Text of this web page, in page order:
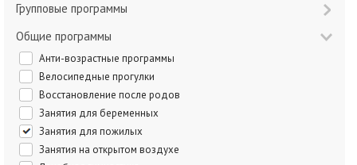
Групповые программы
Общие программы
Анти-возрастные программы
Велосипедные прогулки
Восстановление после родов
Занятия для беременных
Занятия для пожилых
Занятия на открытом воздухе